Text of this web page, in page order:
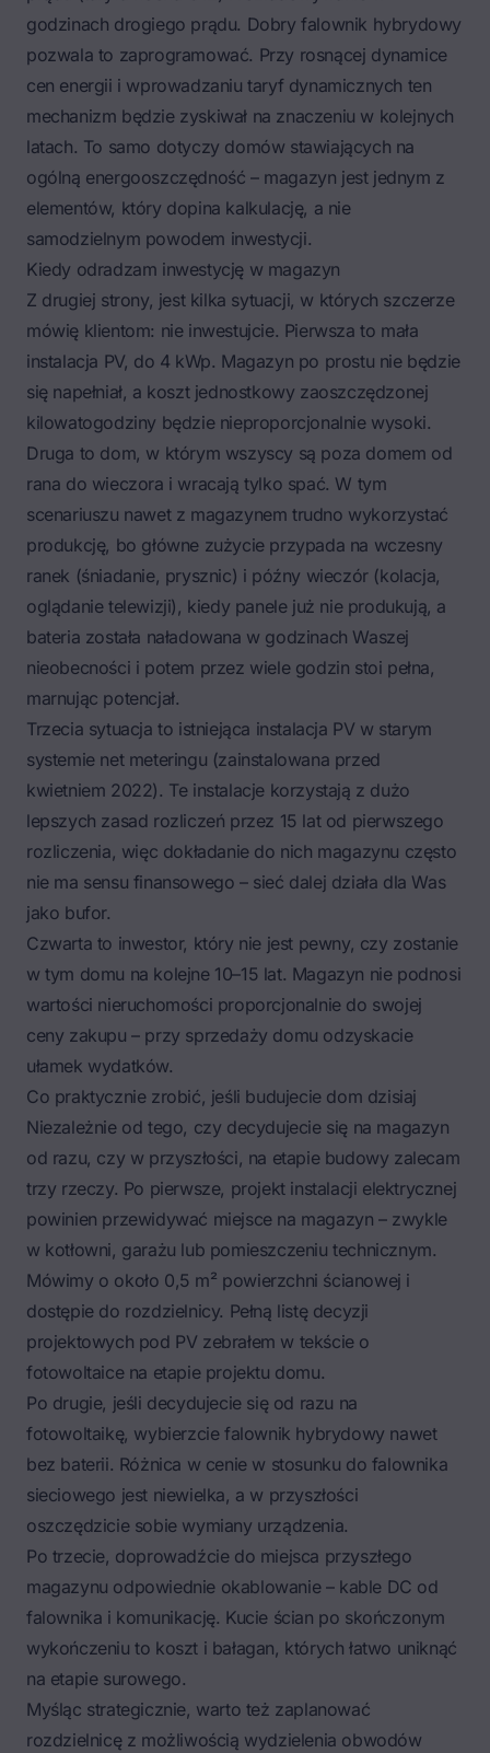
godzinach drogiego prądu. Dobry falownik hybrydowy
pozwala to zaprogramować. Przy rosnącej dynamice
cen energii i wprowadzaniu taryf dynamicznych ten
mechanizm będzie zyskiwał na znaczeniu w kolejnych
latach. To samo dotyczy domów stawiających na
ogólną energooszczędność – magazyn jest jednym z
elementów, który dopina kalkulację, a nie
samodzielnym powodem inwestycji.
Kiedy odradzam inwestycję w magazyn
Z drugiej strony, jest kilka sytuacji, w których szczerze
mówię klientom: nie inwestujcie. Pierwsza to mała
instalacja PV, do 4 kWp. Magazyn po prostu nie będzie
się napełniał, a koszt jednostkowy zaoszczędzonej
kilowatogodziny będzie nieproporcjonalnie wysoki.
Druga to dom, w którym wszyscy są poza domem od
rana do wieczora i wracają tylko spać. W tym
scenariuszu nawet z magazynem trudno wykorzystać
produkcję, bo główne zużycie przypada na wczesny
ranek (śniadanie, prysznic) i późny wieczór (kolacja,
oglądanie telewizji), kiedy panele już nie produkują, a
bateria została naładowana w godzinach Waszej
nieobecności i potem przez wiele godzin stoi pełna,
marnując potencjał.
Trzecia sytuacja to istniejąca instalacja PV w starym
systemie net meteringu (zainstalowana przed
kwietniem 2022). Te instalacje korzystają z dużo
lepszych zasad rozliczeń przez 15 lat od pierwszego
rozliczenia, więc dokładanie do nich magazynu często
nie ma sensu finansowego – sieć dalej działa dla Was
jako bufor.
Czwarta to inwestor, który nie jest pewny, czy zostanie
w tym domu na kolejne 10–15 lat. Magazyn nie podnosi
wartości nieruchomości proporcjonalnie do swojej
ceny zakupu – przy sprzedaży domu odzyskacie
ułamek wydatków.
Co praktycznie zrobić, jeśli budujecie dom dzisiaj
Niezależnie od tego, czy decydujecie się na magazyn
od razu, czy w przyszłości, na etapie budowy zalecam
trzy rzeczy. Po pierwsze, projekt instalacji elektrycznej
powinien przewidywać miejsce na magazyn – zwykle
w kotłowni, garażu lub pomieszczeniu technicznym.
Mówimy o około 0,5 m² powierzchni ścianowej i
dostępie do rozdzielnicy. Pełną listę decyzji
projektowych pod PV zebrałem w tekście o
fotowoltaice na etapie projektu domu.
Po drugie, jeśli decydujecie się od razu na
fotowoltaikę, wybierzcie falownik hybrydowy nawet
bez baterii. Różnica w cenie w stosunku do falownika
sieciowego jest niewielka, a w przyszłości
oszczędzicie sobie wymiany urządzenia.
Po trzecie, doprowadźcie do miejsca przyszłego
magazynu odpowiednie okablowanie – kable DC od
falownika i komunikację. Kucie ścian po skończonym
wykończeniu to koszt i bałagan, których łatwo uniknąć
na etapie surowego.
Myśląc strategicznie, warto też zaplanować
rozdzielnicę z możliwością wydzielenia obwodów